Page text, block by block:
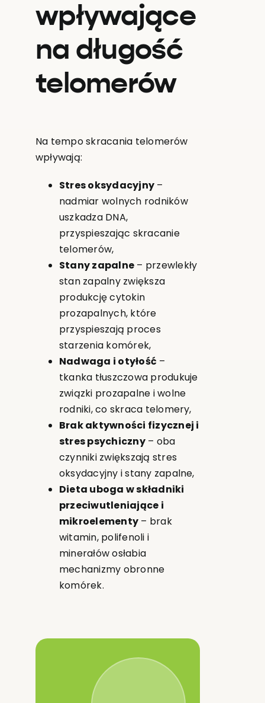
wpływające
na długość
telomerów
Na tempo skracania telomerów
wpływają:
Stres oksydacyjny –
nadmiar wolnych rodników
uszkadza DNA,
przyspieszając skracanie
telomerów,
Stany zapalne – przewlekły
stan zapalny zwiększa
produkcję cytokin
prozapalnych, które
przyspieszają proces
starzenia komórek,
Nadwaga i otyłość –
tkanka tłuszczowa produkuje
związki prozapalne i wolne
rodniki, co skraca telomery,
Brak aktywności fizycznej i
stres psychiczny– oba
czynniki zwiększają stres
oksydacyjny i stany zapalne,
Dieta uboga w składniki
przeciwutleniające i
mikroelementy – brak
witamin, polifenoli i
minerałów osłabia
mechanizmy obronne
komórek.